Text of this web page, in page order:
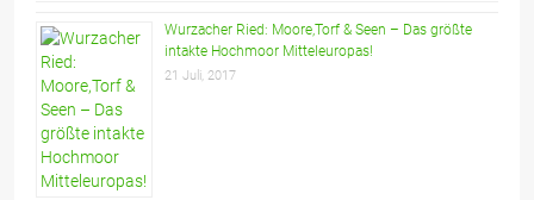
Wurzacher Ried: Moore,Torf & Seen – Das größte
intakte Hochmoor Mitteleuropas!
21 Juli, 2017